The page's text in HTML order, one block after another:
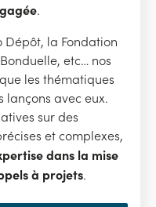
.
Dépôt, la Fondation
etc… nos
les thématiques
lançons avec eux.
sur des
et complexes,
dans la mise
à projets.